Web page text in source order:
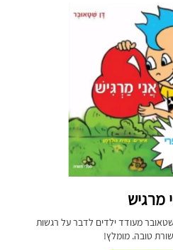
מרגיש
מעודד ילדים לדבר על רגשות
טובה. מומלץ!